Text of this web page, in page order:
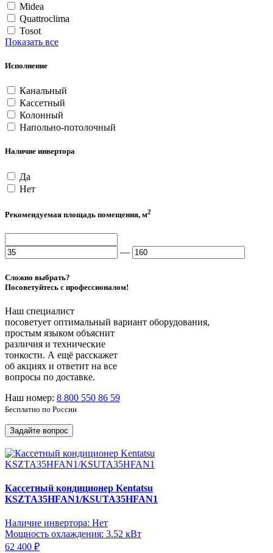
Midea
Quattroclima
Tosot
Показать все
Исполнение
Канальный
Кассетный
Колонный
Напольно-потолочный
Наличие инвертора
Да
Нет
Рекомендуемая площадь помещения, м2
—
Сложно выбрать?
Посоветуйтесь с профессионалом!
Наш специалист
посоветует оптимальный вариант оборудования,
простым языком объяснит
различия и технические
тонкости. А ещё расскажет
об акциях и ответит на все
вопросы по доставке.
Наш номер: 8 800 550 86 59
Бесплатно по России
Задайте вопрос
Кассетный кондиционер Kentatsu
KSZTA35HFAN1/KSUTA35HFAN1
Наличие инвертора: Нет
Мощность охлаждения: 3.52 кВт
62 400 ₽